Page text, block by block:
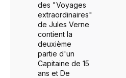
des "Voyages
extraordinaires"
de Jules Verne
contient la
deuxième
partie d'un
Capitaine de 15
ans et De